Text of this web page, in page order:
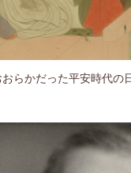
らかだった平安時代の